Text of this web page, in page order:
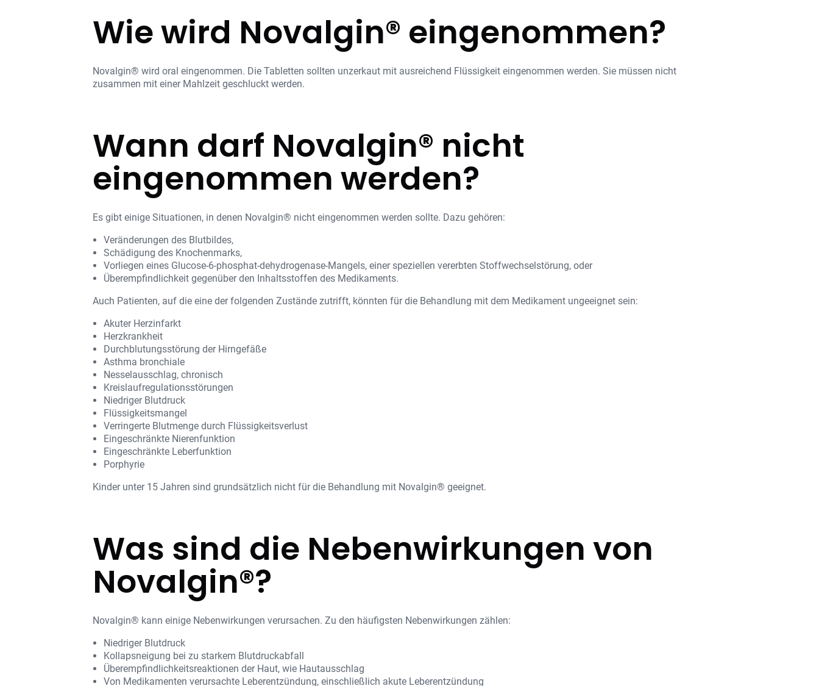
Wie wird Novalgin® eingenommen?
Novalgin® wird oral eingenommen. Die Tabletten sollten unzerkaut mit ausreichend Flüssigkeit eingenommen werden. Sie müssen nicht
zusammen mit einer Mahlzeit geschluckt werden.
Wann darf Novalgin® nicht
eingenommen werden?
Es gibt einige Situationen, in denen Novalgin® nicht eingenommen werden sollte. Dazu gehören:
Veränderungen des Blutbildes,
Schädigung des Knochenmarks,
Vorliegen eines Glucose-6-phosphat-dehydrogenase-Mangels, einer speziellen vererbten Stoffwechselstörung, oder
Überempfindlichkeit gegenüber den Inhaltsstoffen des Medikaments.
Auch Patienten, auf die eine der folgenden Zustände zutrifft, könnten für die Behandlung mit dem Medikament ungeeignet sein:
Akuter Herzinfarkt
Herzkrankheit
Durchblutungsstörung der Hirngefäße
Asthma bronchiale
Nesselausschlag, chronisch
Kreislaufregulationsstörungen
Niedriger Blutdruck
Flüssigkeitsmangel
Verringerte Blutmenge durch Flüssigkeitsverlust
Eingeschränkte Nierenfunktion
Eingeschränkte Leberfunktion
Porphyrie
Kinder unter 15 Jahren sind grundsätzlich nicht für die Behandlung mit Novalgin® geeignet.
Was sind die Nebenwirkungen von
Novalgin®?
Novalgin® kann einige Nebenwirkungen verursachen. Zu den häufigsten Nebenwirkungen zählen:
Niedriger Blutdruck
Kollapsneigung bei zu starkem Blutdruckabfall
Überempfindlichkeitsreaktionen der Haut, wie Hautausschlag
Von Medikamenten verursachte Leberentzündung, einschließlich akute Leberentzündung